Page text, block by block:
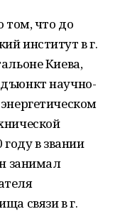
том, что до
институт в г.
Киева,
научно-
в звании
занимал
связи в г.